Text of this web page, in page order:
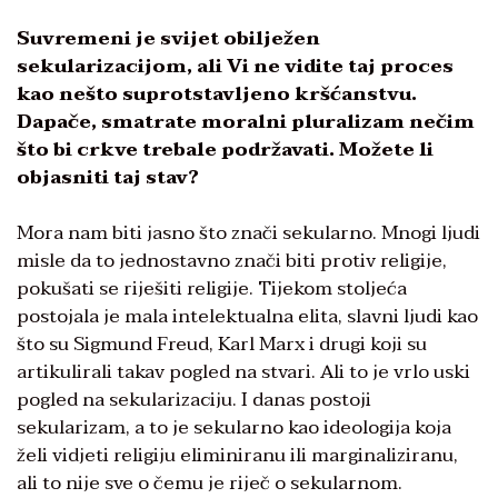
Suvremeni je svijet obilježen
sekularizacijom, ali Vi ne vidite taj proces
kao nešto suprotstavljeno kršćanstvu.
Dapače, smatrate moralni pluralizam nečim
što bi crkve trebale podržavati. Možete li
objasniti taj stav?
Mora nam biti jasno što znači sekularno. Mnogi ljudi
misle da to jednostavno znači biti protiv religije,
pokušati se riješiti religije. Tijekom stoljeća
postojala je mala intelektualna elita, slavni ljudi kao
što su Sigmund Freud, Karl Marx i drugi koji su
artikulirali takav pogled na stvari. Ali to je vrlo uski
pogled na sekularizaciju. I danas postoji
sekularizam, a to je sekularno kao ideologija koja
želi vidjeti religiju eliminiranu ili marginaliziranu,
ali to nije sve o čemu je riječ o sekularnom.